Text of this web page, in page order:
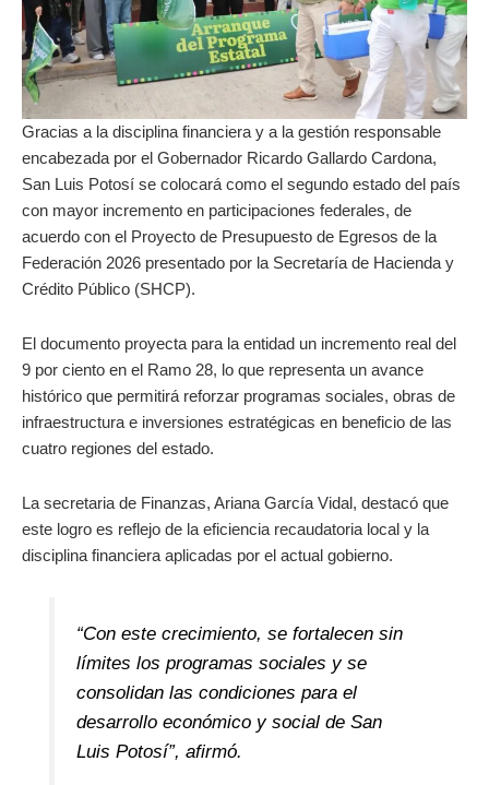
Gracias a la disciplina financiera y a la gestión responsable
encabezada por el Gobernador Ricardo Gallardo Cardona,
San Luis Potosí se colocará como el segundo estado del país
con mayor incremento en participaciones federales, de
acuerdo con el Proyecto de Presupuesto de Egresos de la
Federación 2026 presentado por la Secretaría de Hacienda y
Crédito Público (SHCP).
El documento proyecta para la entidad un incremento real del
9 por ciento en el Ramo 28, lo que representa un avance
histórico que permitirá reforzar programas sociales, obras de
infraestructura e inversiones estratégicas en beneficio de las
cuatro regiones del estado.
La secretaria de Finanzas, Ariana García Vidal, destacó que
este logro es reflejo de la eficiencia recaudatoria local y la
disciplina financiera aplicadas por el actual gobierno.
“Con este crecimiento, se fortalecen sin
límites los programas sociales y se
consolidan las condiciones para el
desarrollo económico y social de San
Luis Potosí”, afirmó.